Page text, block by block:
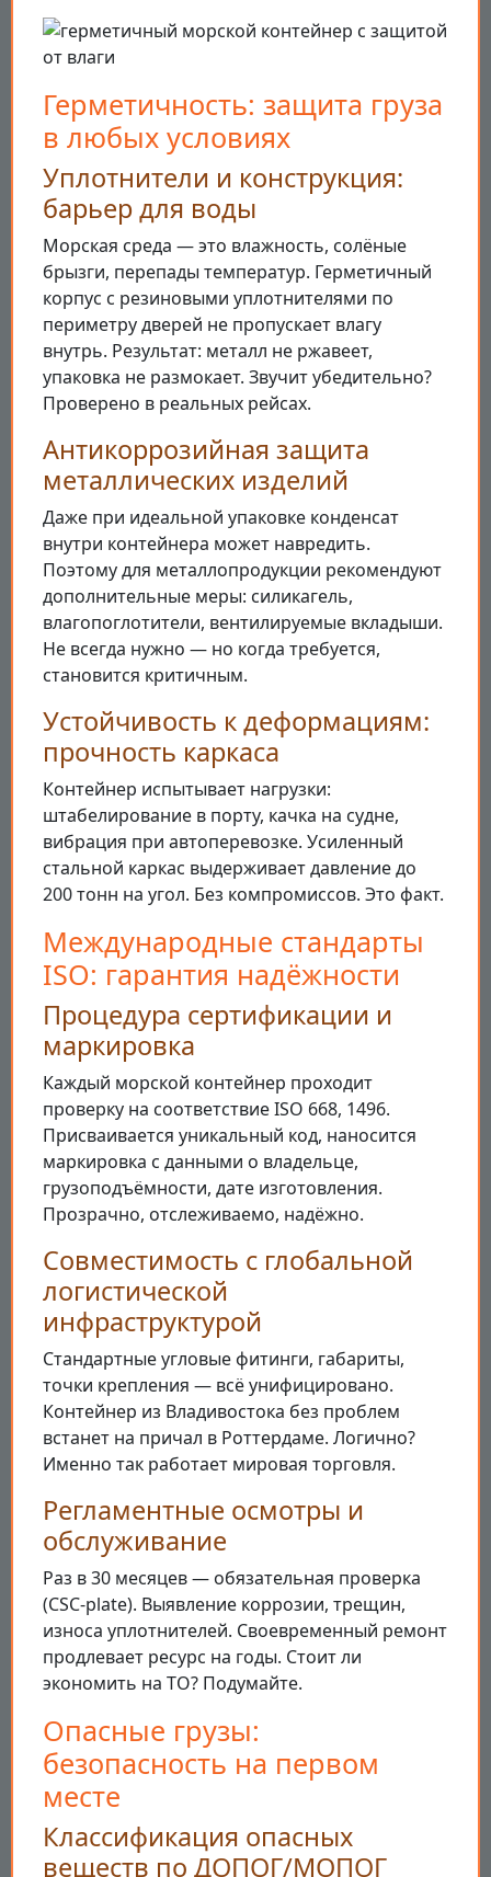
Герметичность: защита груза
в любых условиях
Уплотнители и конструкция:
барьер для воды
Морская среда — это влажность, солёные
брызги, перепады температур. Герметичный
корпус с резиновыми уплотнителями по
периметру дверей не пропускает влагу
внутрь. Результат: металл не ржавеет,
упаковка не размокает. Звучит убедительно?
Проверено в реальных рейсах.
Антикоррозийная защита
металлических изделий
Даже при идеальной упаковке конденсат
внутри контейнера может навредить.
Поэтому для металлопродукции рекомендуют
дополнительные меры: силикагель,
влагопоглотители, вентилируемые вкладыши.
Не всегда нужно — но когда требуется,
становится критичным.
Устойчивость к деформациям:
прочность каркаса
Контейнер испытывает нагрузки:
штабелирование в порту, качка на судне,
вибрация при автоперевозке. Усиленный
стальной каркас выдерживает давление до
200 тонн на угол. Без компромиссов. Это факт.
Международные стандарты
ISO: гарантия надёжности
Процедура сертификации и
маркировка
Каждый морской контейнер проходит
проверку на соответствие ISO 668, 1496.
Присваивается уникальный код, наносится
маркировка с данными о владельце,
грузоподъёмности, дате изготовления.
Прозрачно, отслеживаемо, надёжно.
Совместимость с глобальной
логистической
инфраструктурой
Стандартные угловые фитинги, габариты,
точки крепления — всё унифицировано.
Контейнер из Владивостока без проблем
встанет на причал в Роттердаме. Логично?
Именно так работает мировая торговля.
Регламентные осмотры и
обслуживание
Раз в 30 месяцев — обязательная проверка
(CSC-plate). Выявление коррозии, трещин,
износа уплотнителей. Своевременный ремонт
продлевает ресурс на годы. Стоит ли
экономить на ТО? Подумайте.
Опасные грузы:
безопасность на первом
месте
Классификация опасных
веществ по ДОПОГ/МОПОГ